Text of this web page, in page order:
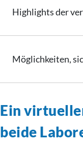
Highlights der
Möglichkeiten,
Ein
beide